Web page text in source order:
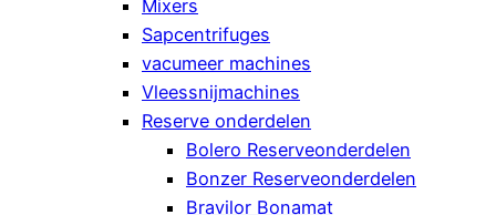
Mixers
Sapcentrifuges
vacumeer machines
Vleessnijmachines
Reserve onderdelen
Bolero Reserveonderdelen
Bonzer Reserveonderdelen
Bravilor Bonamat